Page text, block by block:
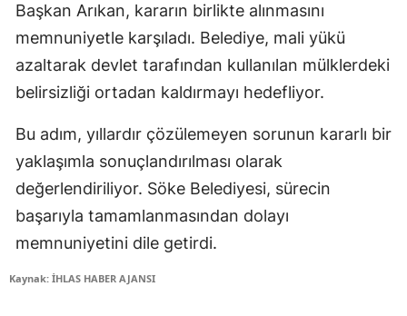
Başkan Arıkan, kararın birlikte alınmasını
memnuniyetle karşıladı. Belediye, mali yükü
azaltarak devlet tarafından kullanılan mülklerdeki
belirsizliği ortadan kaldırmayı hedefliyor.
Bu adım, yıllardır çözülemeyen sorunun kararlı bir
yaklaşımla sonuçlandırılması olarak
değerlendiriliyor. Söke Belediyesi, sürecin
başarıyla tamamlanmasından dolayı
memnuniyetini dile getirdi.
Kaynak: İHLAS HABER AJANSI